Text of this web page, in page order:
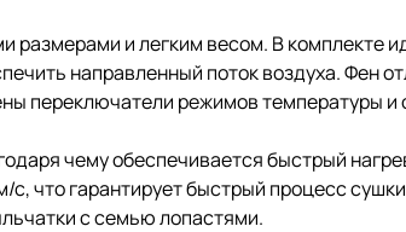
размерами и легким весом. В комплекте
направленный поток воздуха. Фен
переключатели режимов температуры и
чему обеспечивается быстрый
что гарантирует быстрый процесс
с семью лопастями.